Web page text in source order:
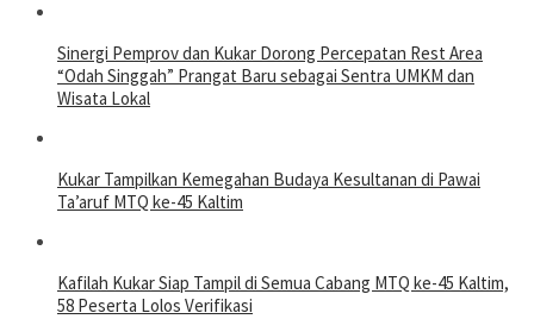
Sinergi Pemprov dan Kukar Dorong Percepatan Rest Area
“Odah Singgah” Prangat Baru sebagai Sentra UMKM dan
Wisata Lokal
Kukar Tampilkan Kemegahan Budaya Kesultanan di Pawai
Ta’aruf MTQ ke-45 Kaltim
Kafilah Kukar Siap Tampil di Semua Cabang MTQ ke-45 Kaltim,
58 Peserta Lolos Verifikasi